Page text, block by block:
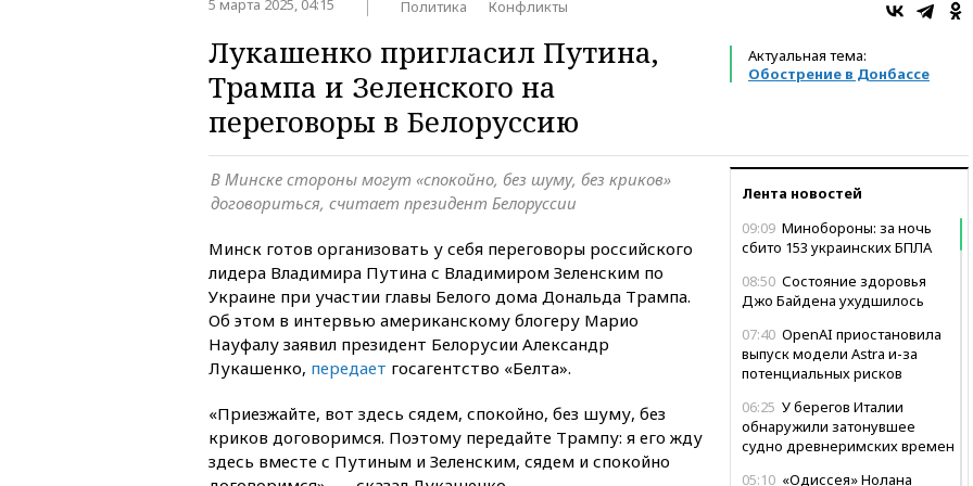
5 марта 2025, 04:15 Политика Конфликты
Актуальная тема:
Обострение в Донбассе
Лукашенко пригласил Путина,
Трампа и Зеленского на
переговоры в Белоруссию
Лента новостей
09:09 Минобороны: за ночь
сбито 153 украинских БПЛА
08:50 Состояние здоровья
Джо Байдена ухудшилось
07:40 OpenAI приостановила
выпуск модели Astra и-за
потенциальных рисков
06:25 У берегов Италии
обнаружили затонувшее
судно древнеримских времен
05:10 «Одиссея» Нолана
В Минске стороны могут «спокойно, без шуму, без криков»
договориться, считает президент Белоруссии
Минск готов организовать у себя переговоры российского
лидера Владимира Путина с Владимиром Зеленским по
Украине при участии главы Белого дома Дональда Трампа.
Об этом в интервью американскому блогеру Марио
Науфалу заявил президент Белорусии Александр
Лукашенко, передает госагентство «Белта».
«Приезжайте, вот здесь сядем, спокойно, без шуму, без
криков договоримся. Поэтому передайте Трампу: я его жду
здесь вместе с Путиным и Зеленским, сядем и спокойно